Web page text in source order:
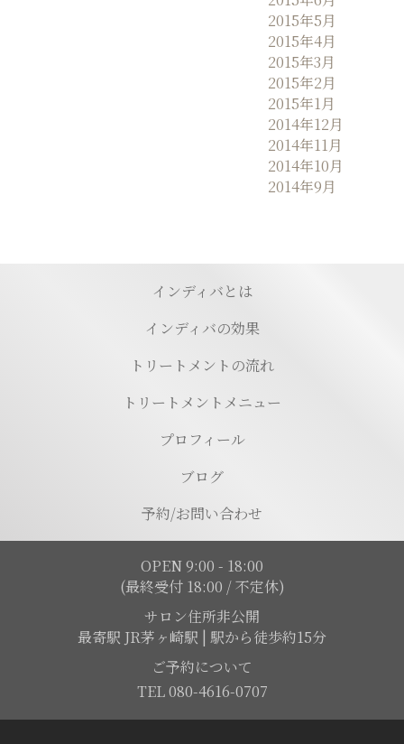
2015年5月
2015年4月
2015年3月
2015年2月
2015年1月
2014年12月
2014年11月
2014年10月
2014年9月
インディバとは
インディバの効果
トリートメントの流れ
トリートメントメニュー
プロフィール
ブログ
予約/お問い合わせ
OPEN 9:00 - 18:00
(最終受付 18:00 / 不定休)
サロン住所非公開
最寄駅 JR茅ヶ崎駅 | 駅から徒歩約15分
ご予約について
TEL 080-4616-0707